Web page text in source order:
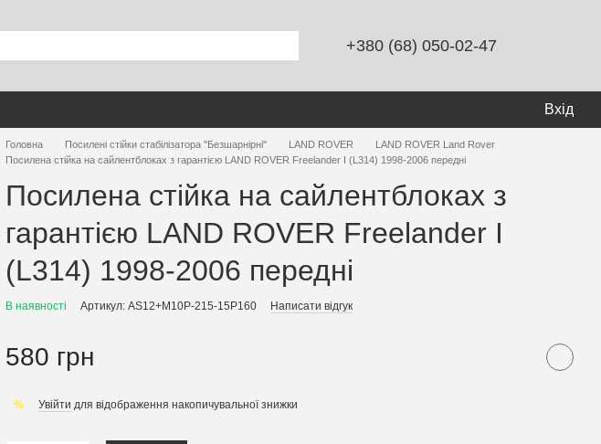
+380 (68) 050-02-47
Вхід
Головна Посилені стійки стабілізатора "Безшарнірні" LAND ROVER
LAND ROVER Land Rover
Посилена стійка на сайлентблоках з гарантією LAND ROVER Freelander I (L314) 1998-2006 передні
Посилена стійка на сайлентблоках з
гарантією LAND ROVER Freelander I
(L314) 1998-2006 передні
В наявності Артикул: AS12+М10Р-215-15P160 Написати відгук
580 грн
% Увійти для відображення накопичувальної знижки